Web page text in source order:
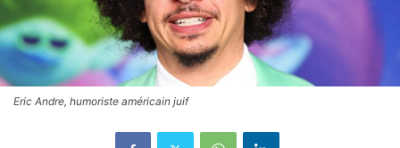
Eric Andre, humoriste américain juif